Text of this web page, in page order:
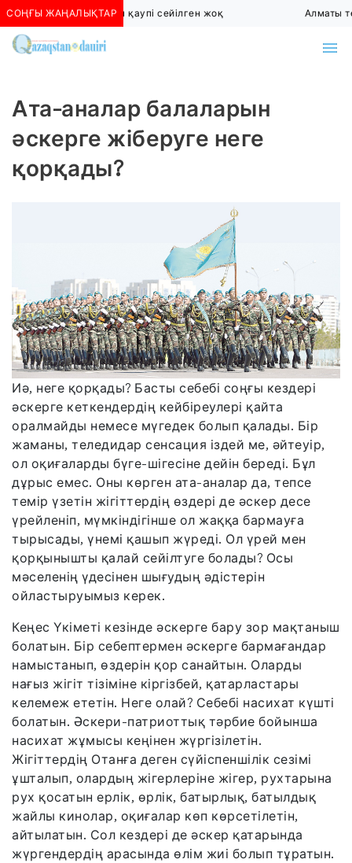
СОҢҒЫ ЖАҢАЛЫҚТАР
Алматыда көшкін қаупі сейілген жоқ Алматы
Ата-аналар балаларын
әскерге жіберуге неге
қорқады?
Иә, неге қорқады? Басты себебі соңғы кездері
әскерге кеткендердің кейбіреулері қайта
оралмайды немесе мүгедек болып қалады. Бір
жаманы, теледидар сенсация іздей ме, әйтеуір,
ол оқиғаларды бүге-шігесіне дейін береді. Бұл
дұрыс емес. Оны көрген ата-аналар да, тепсе
темір үзетін жігіттердің өздері де әскер десе
үрейленіп, мүмкіндігінше ол жаққа бармауға
тырысады, үнемі қашып жүреді. Ол үрей мен
қорқынышты қалай сейілтуге болады? Осы
мәселенің үдесінен шығудың әдістерін
ойластыруымыз керек.
Кеңес Үкіметі кезінде әскерге бару зор мақтаныш
болатын. Бір себептермен әскерге бармағандар
намыстанып, өздерін қор санайтын. Оларды
нағыз жігіт тізіміне кіргізбей, қатарластары
келемеж ететін. Неге олай? Себебі насихат күшті
болатын. Әскери-патриоттық тәрбие бойынша
насихат жұмысы кеңінен жүргізілетін.
Жігіттердің Отанға деген сүйіспеншілік сезімі
ұшталып, олардың жігерлеріне жігер, рухтарына
рух қосатын ерлік, өрлік, батырлық, батылдық
жайлы кинолар, оқиғалар көп көрсетілетін,
айтылатын. Сол кездері де әскер қатарында
жүргендердің арасында өлім жиі болып тұратын.